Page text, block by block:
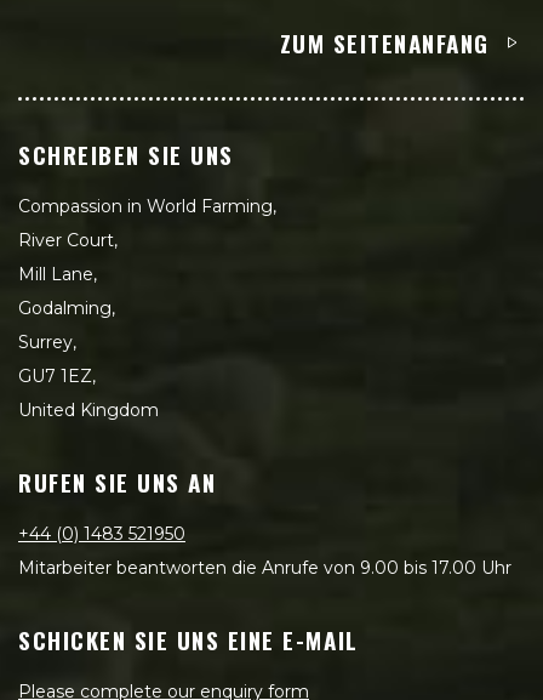
ZUM SEITENANFANG
SCHREIBEN SIE UNS
Compassion in World Farming,
River Court,
Mill Lane,
Godalming,
Surrey,
GU7 1EZ,
United Kingdom
RUFEN SIE UNS AN
+44 (0) 1483 521950
Mitarbeiter beantworten die Anrufe von 9.00 bis 17.00 Uhr
SCHICKEN SIE UNS EINE E-MAIL
Please complete our enquiry form